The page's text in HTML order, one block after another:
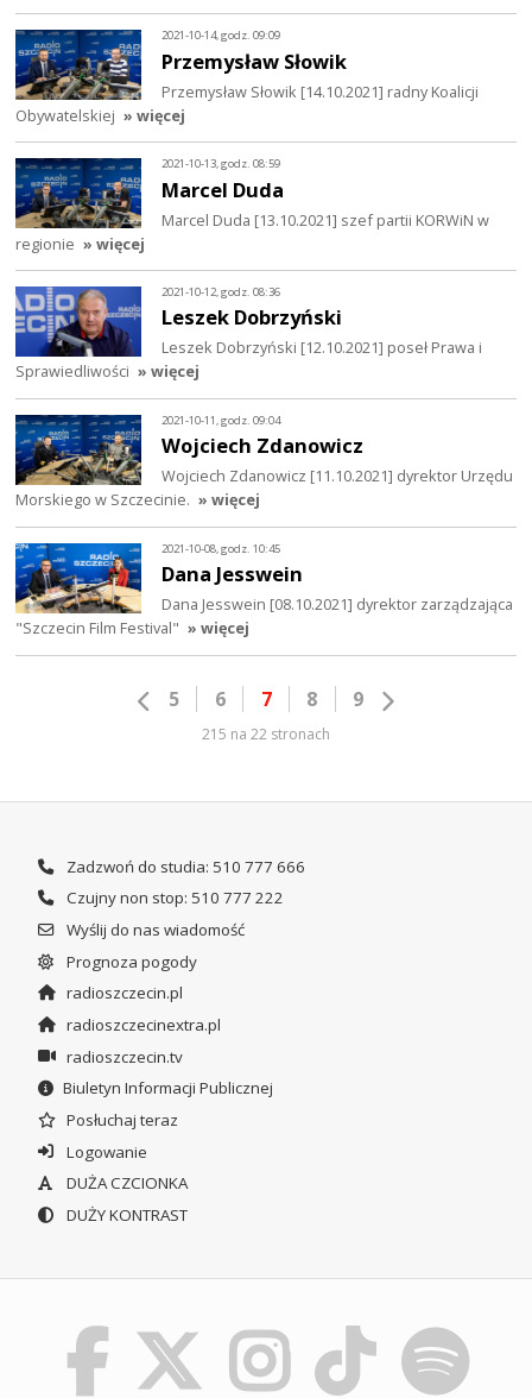
2021-10-14, godz. 09:09
Przemysław Słowik
Przemysław Słowik [14.10.2021] radny Koalicji
Obywatelskiej » więcej
2021-10-13, godz. 08:59
Marcel Duda
Marcel Duda [13.10.2021] szef partii KORWiN w
regionie » więcej
2021-10-12, godz. 08:36
Leszek Dobrzyński
Leszek Dobrzyński [12.10.2021] poseł Prawa i
Sprawiedliwości » więcej
2021-10-11, godz. 09:04
Wojciech Zdanowicz
Wojciech Zdanowicz [11.10.2021] dyrektor Urzędu
Morskiego w Szczecinie. » więcej
2021-10-08, godz. 10:45
Dana Jesswein
Dana Jesswein [08.10.2021] dyrektor zarządzająca
"Szczecin Film Festival" » więcej
5 6 7 8 9
215 na 22 stronach
Zadzwoń do studia: 510 777 666
Czujny non stop: 510 777 222
Wyślij do nas wiadomość
Prognoza pogody
radioszczecin.pl
radioszczecinextra.pl
radioszczecin.tv
Biuletyn Informacji Publicznej
Posłuchaj teraz
Logowanie
DUŻA CZCIONKA
DUŻY KONTRAST